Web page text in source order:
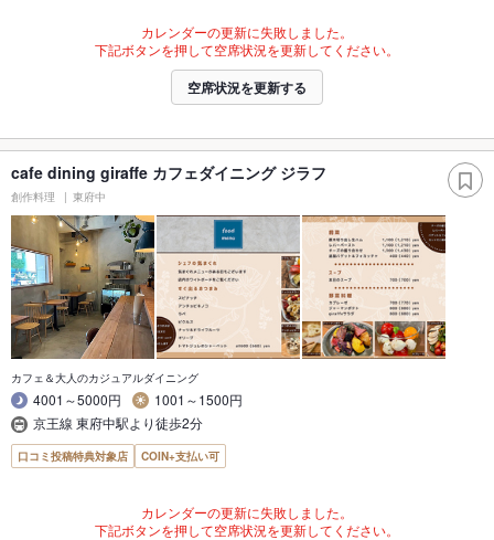
カレンダーの更新に失敗しました。
下記ボタンを押して空席状況を更新してください。
空席状況を更新する
cafe dining giraffe カフェダイニング ジラフ
創作料理 東府中
カフェ＆大人のカジュアルダイニング
4001～5000円
1001～1500円
京王線 東府中駅より徒歩2分
口コミ投稿特典対象店 COIN+支払い可
カレンダーの更新に失敗しました。
下記ボタンを押して空席状況を更新してください。